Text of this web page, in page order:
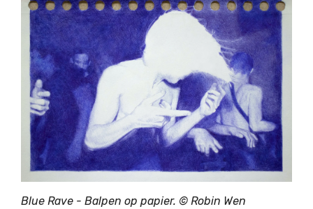
Blue Rave - Balpen op papier. © Robin Wen